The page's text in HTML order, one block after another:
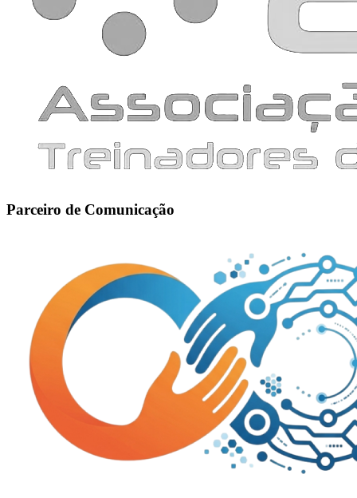
Parceiro de Comunicação